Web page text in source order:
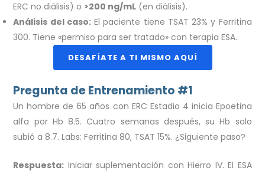
ERC no diálisis) o >200 ng/mL (en diálisis).
Análisis del caso:El paciente tiene TSAT 23% y Ferritina
300. Tiene «permiso para ser tratado» con terapia ESA.
DESAFÍATE A TI MISMO AQUÍ
Pregunta de Entrenamiento #1
Un hombre de 65 años con ERC Estadio 4 inicia Epoetina
alfa por Hb 8.5. Cuatro semanas después, su Hb solo
subió a 8.7. Labs: Ferritina 80, TSAT 15%. ¿Siguiente paso?
Respuesta: Iniciar suplementación con Hierro IV. El ESA